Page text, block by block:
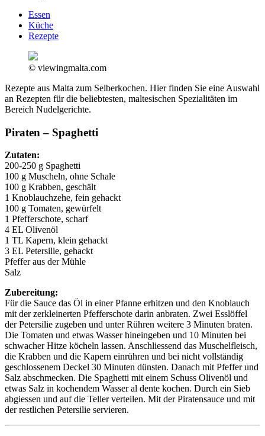
Essen
Küche
Rezepte
© viewingmalta.com
Rezepte aus Malta zum Selberkochen. Hier finden Sie eine Auswahl
an Rezepten für die beliebtesten, maltesischen Spezialitäten im
Bereich Nudelgerichte.
Piraten – Spaghetti
Zutaten:
200-250 g Spaghetti
100 g Muscheln, ohne Schale
100 g Krabben, geschält
1 Knoblauchzehe, fein gehackt
100 g Tomaten, gewürfelt
1 Pfefferschote, scharf
4 EL Olivenöl
1 TL Kapern, klein gehackt
3 EL Petersilie, gehackt
Pfeffer aus der Mühle
Salz
Zubereitung:
Für die Sauce das Öl in einer Pfanne erhitzen und den Knoblauch
mit der zerkleinerten Pfefferschote darin anbraten. Zwei Esslöffel
der Petersilie zugeben und unter Rühren weitere 3 Minuten braten.
Die Tomaten und etwas Wasser hineingeben und 10 Minuten bei
schwacher Hitze köcheln lassen. Anschliessend das Muschelfleisch,
die Krabben und die Kapern einrühren und bei nicht vollständig
geschlossenem Deckel 30 Minuten dünsten. Danach mit Pfeffer und
Salz abschmecken. Die Spaghetti mit einem Schuss Olivenöl und
etwas Salz in kochendem Wasser al dente kochen. Durch ein Sieb
abgiessen und auf die Teller verteilen. Mit der Piratensauce und mit
der restlichen Petersilie servieren.